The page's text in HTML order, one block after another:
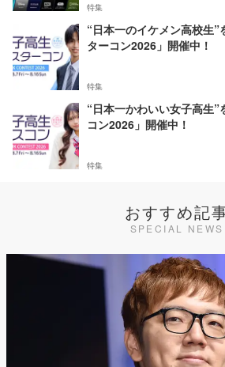
特集
“日本一のイケメン高校生
ターコン2026」開催中！
特集
“日本一かわいい女子高生
コン2026」開催中！
特集
おすすめ記
SPECIAL NEWS